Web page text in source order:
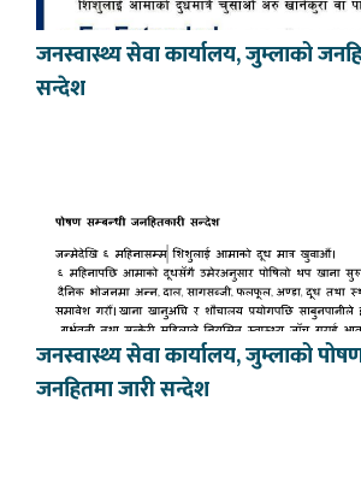
जनस्वास्थ्य सेवा कार्यालय, जुम्लाको
सन्देश
जनस्वास्थ्य सेवा कार्यालय, जुम्लाको
जनहितमा जारी सन्देश